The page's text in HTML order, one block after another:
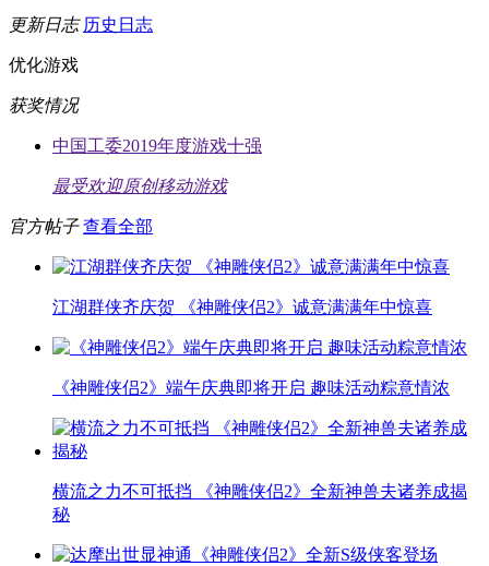
更新日志 历史日志
优化游戏
获奖情况
中国工委2019年度游戏十强
最受欢迎原创移动游戏
官方帖子 查看全部
江湖群侠齐庆贺 《神雕侠侣2》诚意满满年中惊喜
《神雕侠侣2》端午庆典即将开启 趣味活动粽意情浓
横流之力不可抵挡 《神雕侠侣2》全新神兽夫诸养成揭
秘